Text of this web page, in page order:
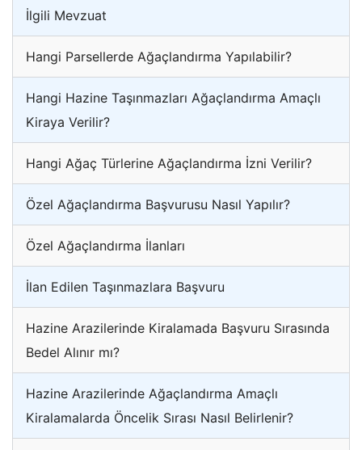
İlgili Mevzuat
Hangi Parsellerde Ağaçlandırma Yapılabilir?
Hangi Hazine Taşınmazları Ağaçlandırma Amaçlı
Kiraya Verilir?
Hangi Ağaç Türlerine Ağaçlandırma İzni Verilir?
Özel Ağaçlandırma Başvurusu Nasıl Yapılır?
Özel Ağaçlandırma İlanları
İlan Edilen Taşınmazlara Başvuru
Hazine Arazilerinde Kiralamada Başvuru Sırasında
Bedel Alınır mı?
Hazine Arazilerinde Ağaçlandırma Amaçlı
Kiralamalarda Öncelik Sırası Nasıl Belirlenir?